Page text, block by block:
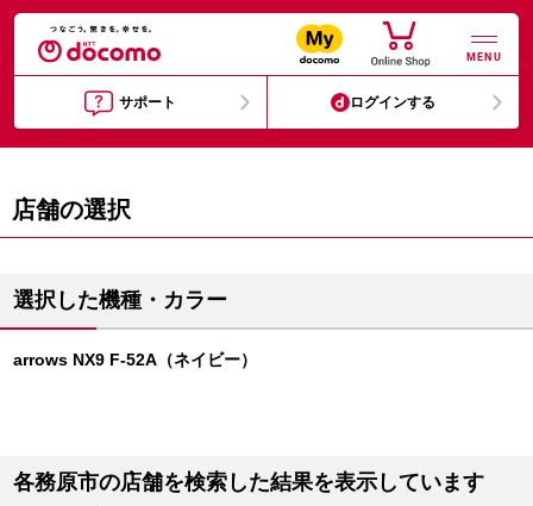
MENU
サポート ログインする
店舗の選択
選択した機種・カラー
arrows NX9 F-52A（ネイビー）
各務原市の店舗を検索した結果を表示しています